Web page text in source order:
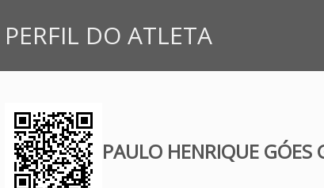
PERFIL DO ATLETA
PAULO HENRIQUE GÓES